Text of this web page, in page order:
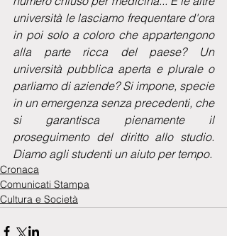
università le lasciamo frequentare d'ora
in poi solo a coloro che appartengono
alla parte ricca del paese? Un
università pubblica aperta e plurale o
parliamo di aziende? Si impone, specie
in un emergenza senza precedenti, che
si garantisca pienamente il
proseguimento del diritto allo studio.
Diamo agli studenti un aiuto per tempo.
Cronaca
Comunicati Stampa
Cultura e Società